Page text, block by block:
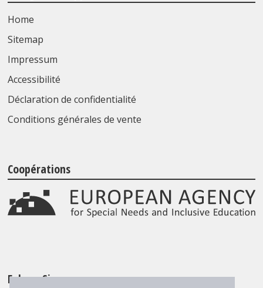
Home
Sitemap
Impressum
Accessibilité
Déclaration de confidentialité
Conditions générales de vente
Coopérations
Folgen Sie uns